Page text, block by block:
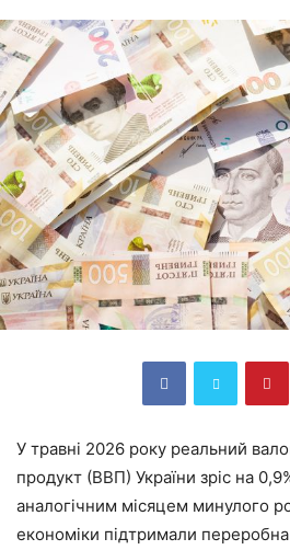
У травні 2026 року реальний
продукт (ВВП) України зріс на
аналогічним місяцем минулого
економіки підтримали